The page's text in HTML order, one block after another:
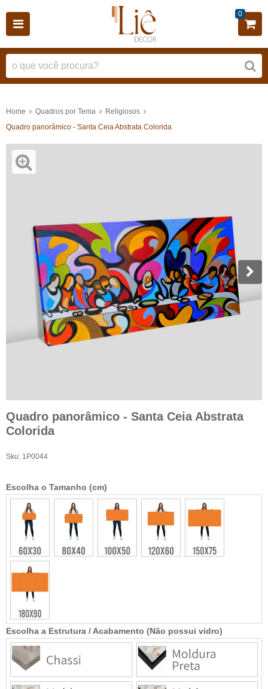
0
Home Quadros por Tema
Religiosos
Quadro panorâmico - Santa Ceia Abstrata Colorida
Quadro panorâmico - Santa Ceia Abstrata
Colorida
Sku: 1P0044
Escolha a Estrutura / Acabamento (Não possui vidro)
Escolha o Tamanho (cm)